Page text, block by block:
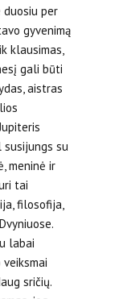
duosiu per
gyvenimą
klausimas,
gali būti
aistras
su
meninė ir
tai
filosofija,
labai
sričių.